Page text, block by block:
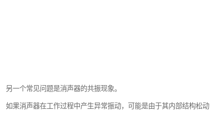
另一个常见问题是消声器的共振现象。
如果消声器在工作过程中产生异常振动，可能是由于其内部结构松动